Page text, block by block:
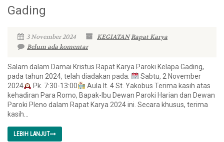
Gading
3 November 2024 KEGIATANRapat Karya
Belum ada komentar
Salam dalam Damai Kristus Rapat Karya Paroki Kelapa Gading,
pada tahun 2024, telah diadakan pada:
Sabtu, 2 November
2024
Pk. 7:30-13:00
Aula lt. 4 St. Yakobus Terima kasih atas
kehadiran Para Romo, Bapak-Ibu Dewan Paroki Harian dan Dewan
Paroki Pleno dalam Rapat Karya 2024 ini. Secara khusus, terima
kasih...
LEBIH LANJUT